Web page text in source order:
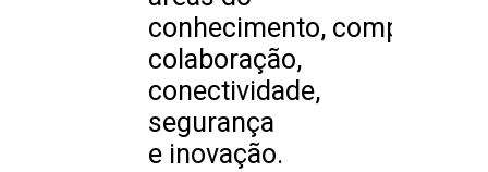
conhecimento, computação,
colaboração,
conectividade,
segurança
e inovação.